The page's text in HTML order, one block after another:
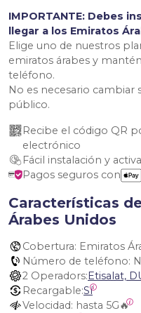
IMPORTANTE: Debes
llegar a los Emiratos
Elige uno de nuestros
emiratos árabes y
teléfono.
No es necesario cambiar
público.
Recibe el código QR
electrónico
Fácil instalación y
Pagos seguros con
Características
Árabes Unidos
Cobertura: Emiratos
Número de teléfono:
2 Operadors:Etisalat,
Recargable:Sí
Velocidad: hasta 5G🔥